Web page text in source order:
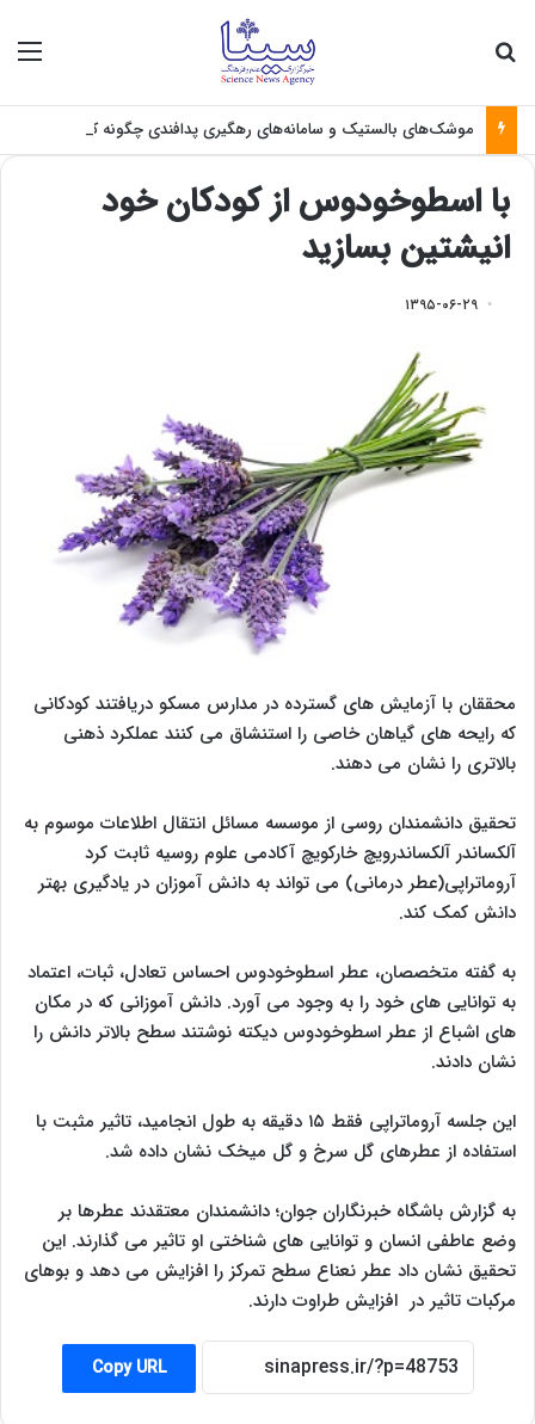
با اسطوخودوس از کودکان خود
انیشتین بسازید
۱۳۹۵-۰۶-۲۹
محققان با آزمایش های گسترده در مدارس مسکو دریافتند کودکانی
که رایحه های گیاهان خاصی را استنشاق می کنند عملکرد ذهنی
بالاتری را نشان می دهند.
تحقیق دانشمندان روسی از موسسه مسائل انتقال اطلاعات موسوم به
آلکساندر آلکساندرویچ خارکویچ آکادمی علوم روسیه ثابت کرد
آروماتراپی(عطر درمانی) می تواند به دانش آموزان در یادگیری بهتر
دانش کمک کند.
به گفته متخصصان، عطر اسطوخودوس احساس تعادل، ثبات، اعتماد
به توانایی های خود را به وجود می آورد. دانش آموزانی که در مکان
های اشباع از عطر اسطوخودوس دیکته نوشتند سطح بالاتر دانش را
نشان دادند.
این جلسه آروماتراپی فقط ۱۵ دقیقه به طول انجامید، تاثیر مثبت با
استفاده از عطرهای گل سرخ و گل میخک نشان داده شد.
به گزارش باشگاه خبرنگاران جوان؛ دانشمندان معتقدند عطرها بر
وضع عاطفی انسان و توانایی های شناختی او تاثیر می گذارند. این
تحقیق نشان داد عطر نعناع سطح تمرکز را افزایش می دهد و بوهای
مرکبات تاثیر در افزایش طراوت دارند.
Copy URL